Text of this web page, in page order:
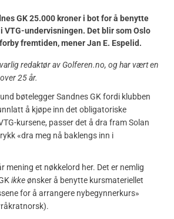
GK 25.000 kroner i bot for å benytte
undervisningen. Det blir som Oslo
fremtiden, mener Jan E. Espelid.
redaktør av Golferen.no, og har vært en
25 år.
bøtelegger Sandnes GK fordi klubben
å kjøpe inn det obligatoriske
kursene, passer det å dra fram Solan
«dra meg nå baklengs inn i
mening et nøkkelord her. Det er nemlig
ikkeønsker å benytte kursmateriellet
for å arrangere nybegynnerkurs»